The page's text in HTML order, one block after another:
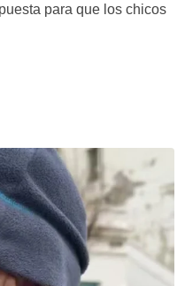
para que los chicos